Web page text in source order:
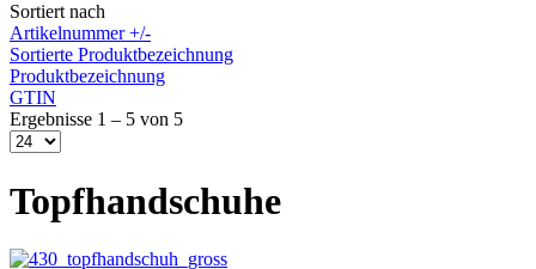
Sortiert nach
Artikelnummer +/-
Sortierte Produktbezeichnung
Produktbezeichnung
GTIN
Ergebnisse 1 – 5 von 5
Topfhandschuhe